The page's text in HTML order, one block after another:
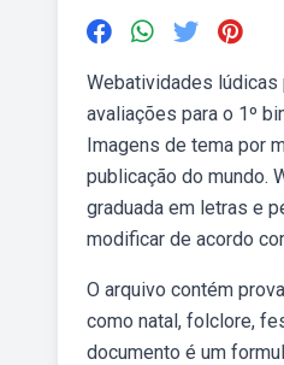
Webatividades lúdicas
avaliações para o 1º
Imagens de tema por
publicação do mundo.
graduada em letras e
modificar de acordo
O arquivo contém
como natal, folclore,
documento é um